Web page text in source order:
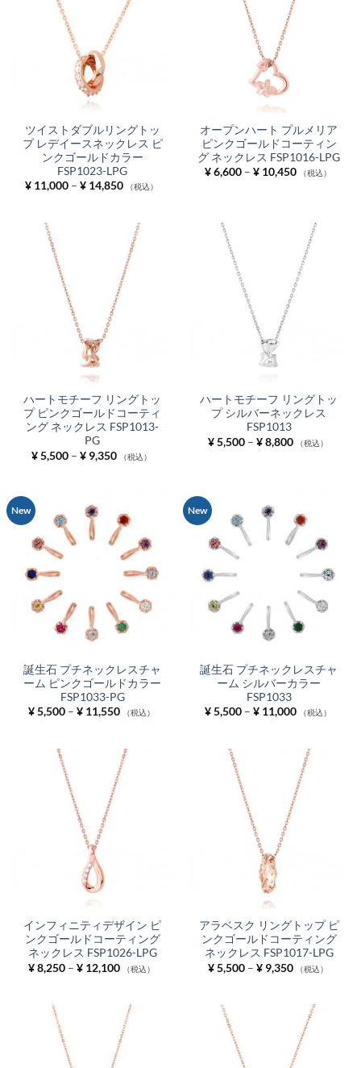
ツイストダブルリングトッ
プ レデイースネックレス ピ
ンクゴールドカラー
FSP1023-LPG
¥11,000 – ¥14,850価
格
¥ 14,850
（税込）
オープンハート プルメリア
ピンクゴールドコーティン
グ ネックレス FSP1016-LPG
¥6,600 – ¥10,450価
格
¥ 10,450
（税込）
ハートモチーフ リングトッ
プ ピンクゴールドコーティ
ング ネックレス FSP1013-
PG
¥5,500 – ¥9,350価
格
（税込）
ハートモチーフ リングトッ
プ シルバーネックレス
FSP1013
¥5,500 – ¥8,800価
格
（税込）
New
誕生石 プチネックレスチャ
ーム ピンクゴールドカラー
FSP1033-PG
¥5,500 – ¥11,550価
格
–
¥ 11,550
（税込）
New
誕生石 プチネックレスチャ
ーム シルバーカラー
FSP1033
¥5,500 – ¥11,000価
格
¥ 11,000
（税込）
インフィニティデザイン ピ
ンクゴールドコーティング
ネックレス FSP1026-LPG
¥8,250 – ¥12,100価
格
¥ 12,100
（税込）
アラベスク リングトップ ピ
ンクゴールドコーティング
ネックレス FSP1017-LPG
¥5,500 – ¥9,350価
格
¥ 9,350
（税込）